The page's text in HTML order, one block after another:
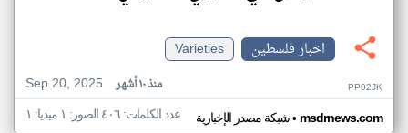
اخبار فلسطين
Varieties
Sep 20, 2025
منذ ١٠ أشهر PP02JK
شبكة مصدر الإخبارية• msdrnews.com عدد الكلمات: ٤٠٦ الصور: ١ ميديا: ١